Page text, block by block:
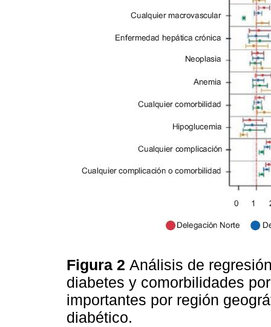
Figura 2 Análisis de
diabetes y comorbilidades
importantes por región
diabético.